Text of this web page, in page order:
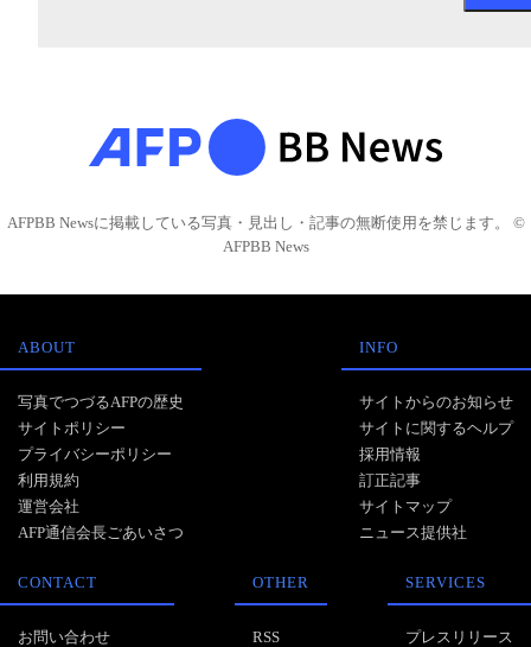
AFPBB Newsに掲載している写真・見出し・記事の無断使用を禁じます。 ©
AFPBB News
ABOUT
写真でつづるAFPの歴史
サイトポリシー
プライバシーポリシー
利用規約
運営会社
AFP通信会長ごあいさつ
INFO
サイトからのお知らせ
サイトに関するヘルプ
採用情報
訂正記事
サイトマップ
ニュース提供社
CONTACT
お問い合わせ
OTHER
RSS
SERVICES
プレスリリース